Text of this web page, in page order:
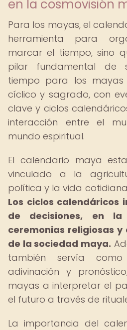
en la cosmovisión
Para los mayas, el
herramienta para
marcar el tiempo, sino
pilar fundamental de
tiempo para los mayas
cíclico y sagrado, con
clave y ciclos
interacción entre el
mundo espiritual.
El calendario maya
vinculado a la
política y la vida
Los ciclos calendáricos
de decisiones, en la
ceremonias religiosas
de la sociedad maya.
también servía
adivinación y
mayas a interpretar el
el futuro a través de
La importancia del